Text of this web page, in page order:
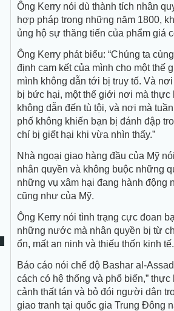
Ông Kerry nói dù thành tích nhân
hợp pháp trong những năm 1800,
ủng hộ sự thăng tiến của phẩm giá
Ông Kerry phát biểu: “Chúng ta
định cam kết của mình cho một thế
mình không dẫn tới bị truy tố. Và
bị bức hại, một thế giới nơi mà
không dẫn đến tù tội, và nơi mà
phố không khiến bạn bị đánh đập
chí bị giết hại khi vừa nhìn thấy.”
Nhà ngoại giao hàng đầu của Mỹ
nhân quyền và không buộc những
những vụ xâm hại đang hành động
cũng như của Mỹ.
Ông Kerry nói tình trạng cực đoan
những nước mà nhân quyền bị từ
ổn, mất an ninh và thiếu thốn kinh tế.
Báo cáo nói chế độ Bashar al-
cách có hệ thống và phổ biến,”
cảnh thất tán và bỏ đói người dân
giao tranh tại quốc gia Trung Đông